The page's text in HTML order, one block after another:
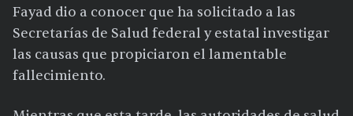
Fayad dio a conocer que ha solicitado a las
Secretarías de Salud federal y estatal investigar
las causas que propiciaron el lamentable
fallecimiento.